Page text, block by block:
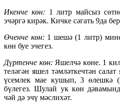
Икенче көн: 1 литр майсыз
эчәргә кирәк. Кичке сәгать 9да
Өченче көн: 1 шешә (1 литр)
көн буе эчегез.
Дүртенче көн: Яшелчә көне. 1
теләгән яшел тәмләткечтән
үсемлек мае кушып, 3 өлешкә
бүлегез. Шулай ук көн
чәй дә эчү мәслихәт.